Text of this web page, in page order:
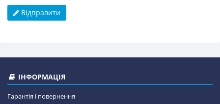
Відправити
ІНФОРМАЦІЯ
Гарантія і повернення